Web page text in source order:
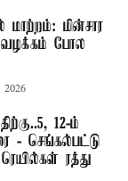
மாற்றம்: மின்சார
வழக்கம் போல
12-ம்
- செங்கல்பட்டு
ரத்து